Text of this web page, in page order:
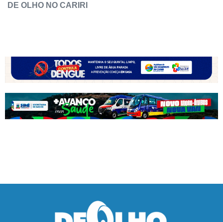
DE OLHO NO CARIRI